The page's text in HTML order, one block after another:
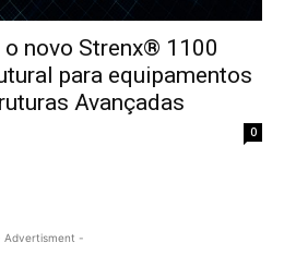
o novo Strenx® 1100
para equipamentos
Avançadas
0
Advertisment -